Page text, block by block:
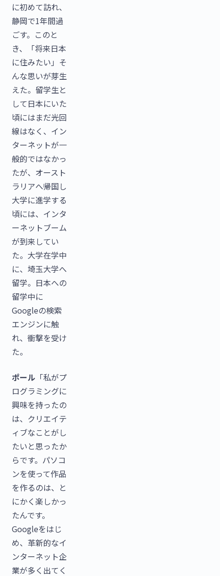
に初めて訪れ、
静岡で1年間過
ごす。このと
き、「将来日本
に住みたい」そ
んな思いが芽生
えた。留学生と
して日本にいた
頃にはまだ光回
線はなく、イン
ターネットが一
般的ではなかっ
たが、オースト
ラリアへ帰国し
大学に進学する
頃には、インタ
ーネットブーム
が到来してい
た。大学在学中
に、埼玉大学へ
留学。日本への
留学中に
Googleの検索
エンジンに触
れ、衝撃を受け
た。
ポール 「私がプ
ログラミングに
興味を持ったの
は、クリエイテ
ィブなことがし
たいと思ったか
らです。パソコ
ンを使って作品
を作るのは、と
にかく楽しかっ
たんです。
Googleをはじ
め、革新的なイ
ンターネット企
業が多く出てく